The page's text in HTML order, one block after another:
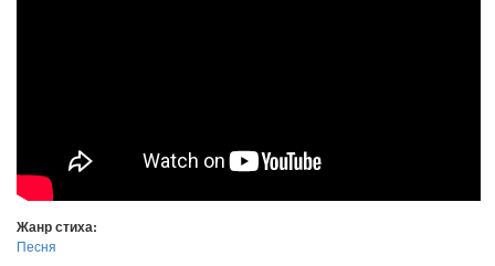
Жанр стиха:
Песня